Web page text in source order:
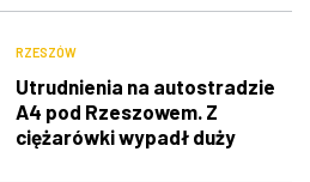
RZESZÓW
Utrudnienia na autostradzie
A4 pod Rzeszowem. Z
ciężarówki wypadł duży